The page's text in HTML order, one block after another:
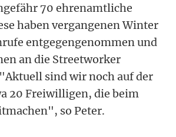
70 ehrenamtliche
haben vergangenen Winter
entgegengenommen und
an die Streetworker
sind wir noch auf der
20 Freiwilligen, die beim
so Peter.